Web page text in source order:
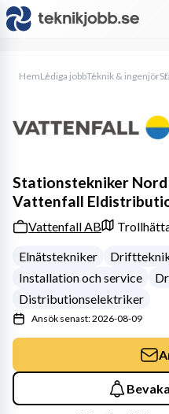
HemLediga jobbTeknik & ingenjör
Stationstekniker
Vattenfall
Vattenfall AB
Elnätstekniker
Installation och service
Distributionselektriker
Ansök senast: 2026-08-09